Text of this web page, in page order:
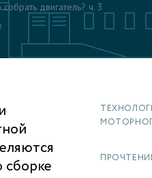
двигатель? ч. 3
сборке